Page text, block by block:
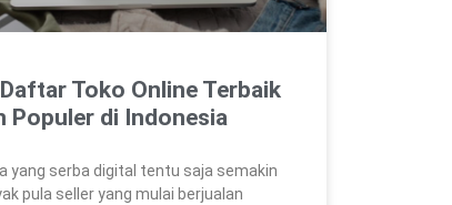
Toko Online Terbaik
Populer di Indonesia
yang serba digital tentu saja semakin
pula seller yang mulai berjualan